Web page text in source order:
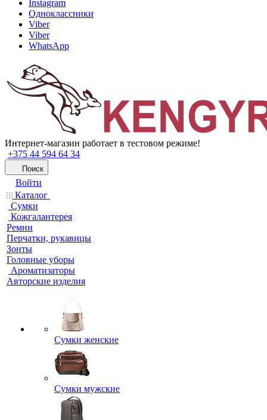
Instagram
Одноклассники
Viber
Viber
WhatsApp
Интернет-магазин работает в тестовом режиме!
+375 44 594 64 34
Поиск
Войти
Каталог
Сумки
Кожгалантерея
Ремни
Перчатки, рукавицы
Зонты
Головные уборы
Ароматизаторы
Авторские изделия
Сумки женские
Сумки мужские